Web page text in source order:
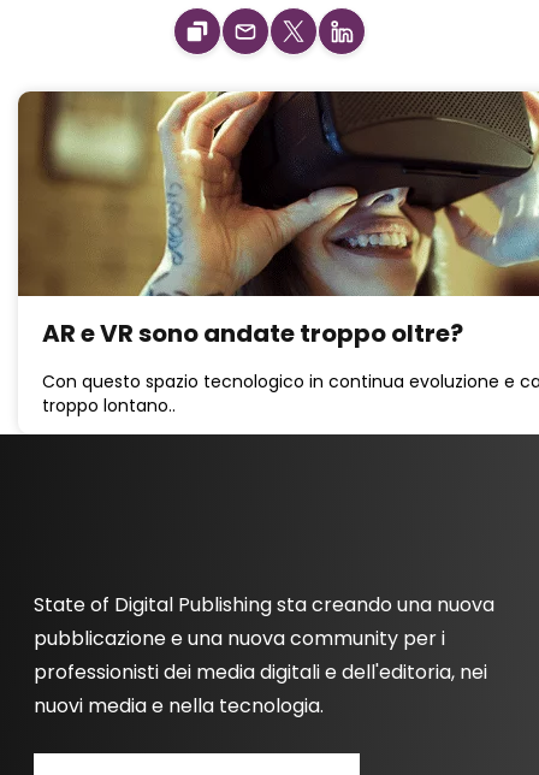
AR e VR sono andate troppo oltre?
Con questo spazio tecnologico in continua evoluzione e
troppo lontano..
State of Digital Publishing sta creando una nuova
pubblicazione e una nuova community per i
professionisti dei media digitali e dell'editoria, nei
nuovi media e nella tecnologia.